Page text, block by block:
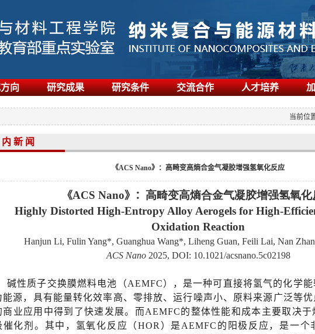
向 研究成果 研究条件 交流合作 人才培养
当前位
新 闻
《ACS Nano》：高畸变高熵合金气凝胶增强氢氧化反应
《ACS Nano》 ： 高畸变高熵合金气凝胶增强氢氧化
Highly Distorted High-Entropy Alloy Aerogels for High-
Oxidation Reaction
Hanjun Li, Fulin Yang*, Guanghua Wang*, Liheng Guan, Feili Lai, Nan
ACS Nano2025, DOI: 10.1021/acsnano.5c02198
碱性质子交换膜燃料电池（AEMFC），是一种可直接将氢气的化学
能源，具有能量转化效率高、零排放、运行噪声小、原料来源广泛等
商业应用中得到了快速发展。而AEMFC的整体性能和成本主要取决于
催化剂。其中，氢氧化反应（HOR）是AEMFC的阳极反应，是一个